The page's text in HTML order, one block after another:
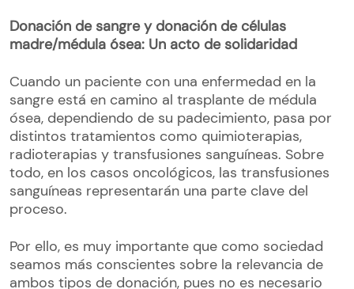
Donación de sangre y donación de células
madre/médula ósea: Un acto de solidaridad
Cuando un paciente con una enfermedad en la
sangre está en camino al trasplante de médula
ósea, dependiendo de su padecimiento, pasa por
distintos tratamientos como quimioterapias,
radioterapias y transfusiones sanguíneas. Sobre
todo, en los casos oncológicos, las transfusiones
sanguíneas representarán una parte clave del
proceso.
Por ello, es muy importante que como sociedad
seamos más conscientes sobre la relevancia de
ambos tipos de donación, pues no es necesario